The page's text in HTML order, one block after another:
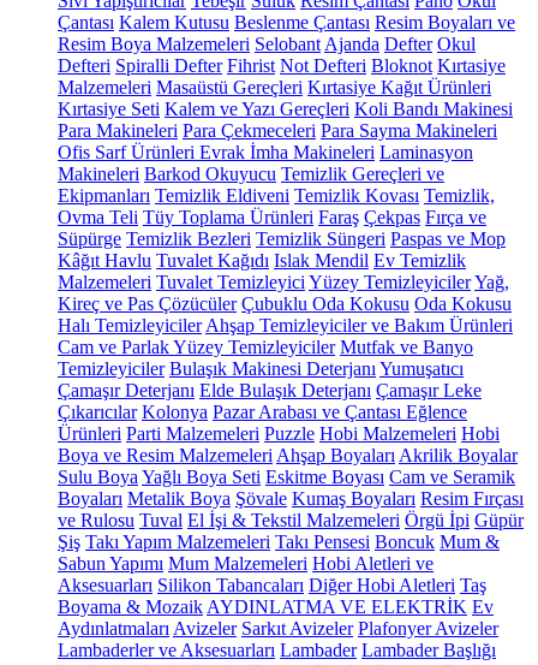
Çantası Kalem Kutusu Beslenme Çantası Resim Boyaları ve
Resim Boya Malzemeleri Selobant Ajanda Defter Okul
Defteri Spiralli Defter Fihrist Not Defteri Bloknot Kırtasiye
Malzemeleri Masaüstü Gereçleri Kırtasiye Kağıt Ürünleri
Kırtasiye Seti Kalem ve Yazı Gereçleri Koli Bandı Makinesi
Para Makineleri Para Çekmeceleri Para Sayma Makineleri
Ofis Sarf Ürünleri Evrak İmha Makineleri Laminasyon
Makineleri Barkod Okuyucu Temizlik Gereçleri ve
Ekipmanları Temizlik Eldiveni Temizlik Kovası Temizlik,
Ovma Teli Tüy Toplama Ürünleri Faraş Çekpas Fırça ve
Süpürge Temizlik Bezleri Temizlik Süngeri Paspas ve Mop
Kâğıt Havlu Tuvalet Kağıdı Islak Mendil Ev Temizlik
Malzemeleri Tuvalet Temizleyici Yüzey TemizleyicilerYağ,
Kireç ve Pas Çözücüler Çubuklu Oda Kokusu Oda Kokusu
Halı Temizleyiciler Ahşap Temizleyiciler ve Bakım Ürünleri
Cam ve Parlak Yüzey Temizleyiciler Mutfak ve Banyo
Temizleyiciler Bulaşık Makinesi Deterjanı Yumuşatıcı
Çamaşır Deterjanı Elde Bulaşık Deterjanı Çamaşır Leke
Çıkarıcılar Kolonya Pazar Arabası ve Çantası Eğlence
Ürünleri Parti Malzemeleri Puzzle Hobi Malzemeleri Hobi
Boya ve Resim Malzemeleri Ahşap Boyaları Akrilik Boyalar
Sulu Boya Yağlı Boya Seti Eskitme Boyası Cam ve Seramik
Boyaları Metalik Boya Şövale Kumaş Boyaları Resim Fırçası
ve Rulosu Tuval El İşi & Tekstil Malzemeleri Örgü İpi Güpür
Şiş Takı Yapım Malzemeleri Takı Pensesi Boncuk Mum &
Sabun Yapımı Mum Malzemeleri Hobi Aletleri ve
Aksesuarları Silikon Tabancaları Diğer Hobi Aletleri Taş
Boyama & Mozaik AYDINLATMA VE ELEKTRİK Ev
Aydınlatmaları Avizeler Sarkıt Avizeler Plafonyer Avizeler
Lambaderler ve Aksesuarları Lambader Lambader Başlığı